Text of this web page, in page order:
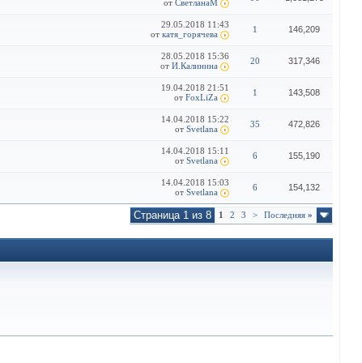
от СветланаМ
29.05.2018 11:43
от катя_горячева 1 146,209
28.05.2018 15:36
от И.Калинина 20 317,346
19.04.2018 21:51
от FoxLiZa 1 143,508
14.04.2018 15:22
от Svetlana 35 472,826
14.04.2018 15:11
от Svetlana 6 155,190
14.04.2018 15:03
от Svetlana 6 154,132
Страница 1 из 8 1 2 3 > Последняя »